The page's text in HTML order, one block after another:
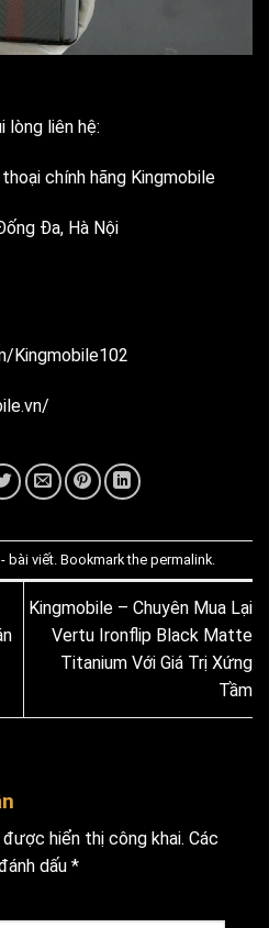
lòng liên hệ:
chính hãng Kingmobile
Đa, Hà Nội
Kingmobile102
bài viết . Bookmark the permalink
Kingmobile – Chuyên Mua Lại
Vertu Ironflip Black Matte
Titanium Với Giá Trị Xứng
Tầm
được hiển thị công khai. Các
dấu *